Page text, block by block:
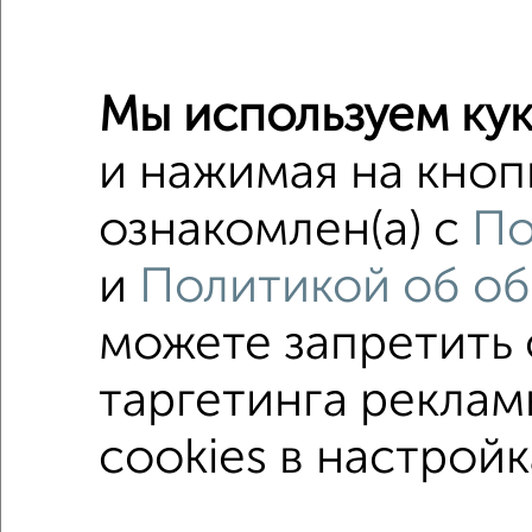
Поиск по
c
в
В
Однокомнатные
Мы используем
и нажимая на
ознакомлен(а) с
и Политикой об
можете
таргетинга
cookies в